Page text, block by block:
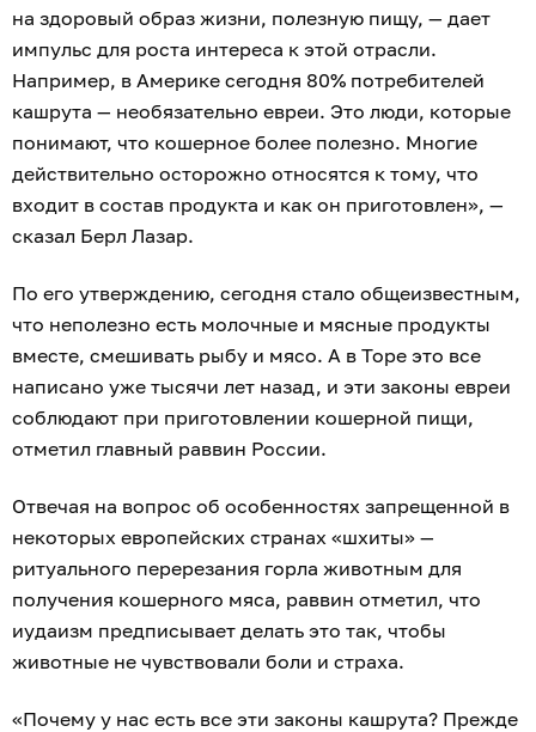
на здоровый образ жизни, полезную пищу, — дает
импульс для роста интереса к этой отрасли.
Например, в Америке сегодня 80% потребителей
кашрута — необязательно евреи. Это люди, которые
понимают, что кошерное более полезно. Многие
действительно осторожно относятся к тому, что
входит в состав продукта и как он приготовлен», —
сказал Берл Лазар.
По его утверждению, сегодня стало общеизвестным,
что неполезно есть молочные и мясные продукты
вместе, смешивать рыбу и мясо. А в Торе это все
написано уже тысячи лет назад, и эти законы евреи
соблюдают при приготовлении кошерной пищи,
отметил главный раввин России.
Отвечая на вопрос об особенностях запрещенной в
некоторых европейских странах «шхиты» —
ритуального перерезания горла животным для
получения кошерного мяса, раввин отметил, что
иудаизм предписывает делать это так, чтобы
животные не чувствовали боли и страха.
«Почему у нас есть все эти законы кашрута? Прежде